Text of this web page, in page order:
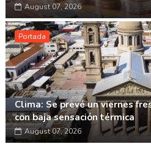
August 07, 2026
Portada
Clima: Se prevé un viernes
con baja sensación térmica
August 07, 2026